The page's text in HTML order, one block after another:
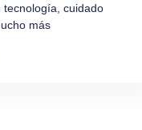
tecnología, cuidado
más